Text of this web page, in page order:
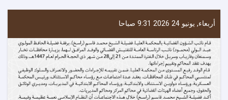
أربعاء, يونيو 24 2026 9:31 صباحا